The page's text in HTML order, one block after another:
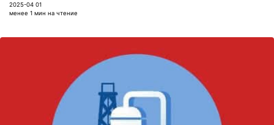
2025-04 01
менее 1 мин на чтение